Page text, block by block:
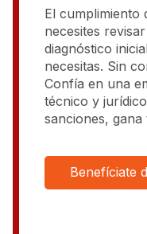
El cumplimiento
necesites
diagnóstico
necesitas. Sin
Confía en una
técnico y
sanciones,
Benefíciate